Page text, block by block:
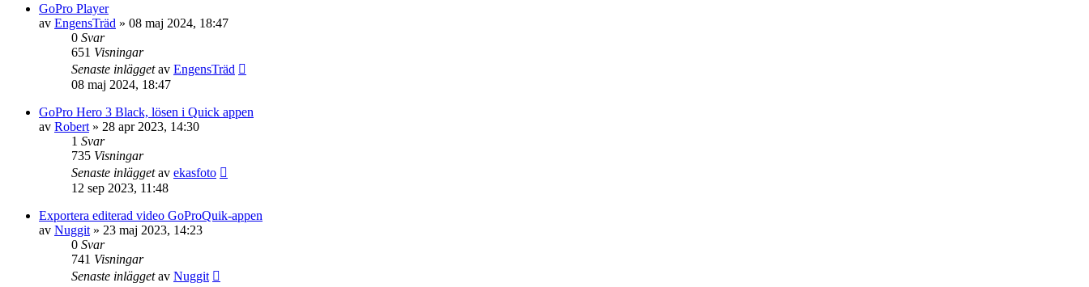
GoPro Player
av EngensTräd » 08 maj 2024, 18:47
0 Svar
651 Visningar
Senaste inläggetav EngensTräd
08 maj 2024, 18:47
GoPro Hero 3 Black, lösen i Quick appen
av Robert » 28 apr 2023, 14:30
1 Svar
735 Visningar
Senaste inläggetav ekasfoto
12 sep 2023, 11:48
Exportera editerad video GoProQuik-appen
av Nuggit » 23 maj 2023, 14:23
0 Svar
741 Visningar
Senaste inläggetav Nuggit